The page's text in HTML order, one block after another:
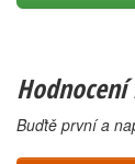
Buďtě první a